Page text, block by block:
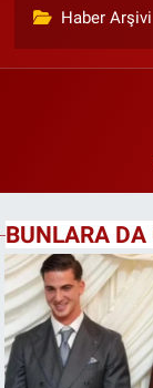
Haber Arşivi